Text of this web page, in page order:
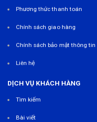
Phương thức thanh toán
Chính sách giao hàng
Chính sách bảo mật thông tin
Liên hệ
DỊCH VỤ KHÁCH HÀNG
Tìm kiếm
Bài viết